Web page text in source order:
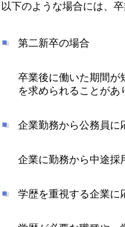
以下のような場合には、
第二新卒の場合
卒業後に働いた期間が
を求められることがあ
企業勤務から公務員に
企業に勤務から中途採
学歴を重視する企業に